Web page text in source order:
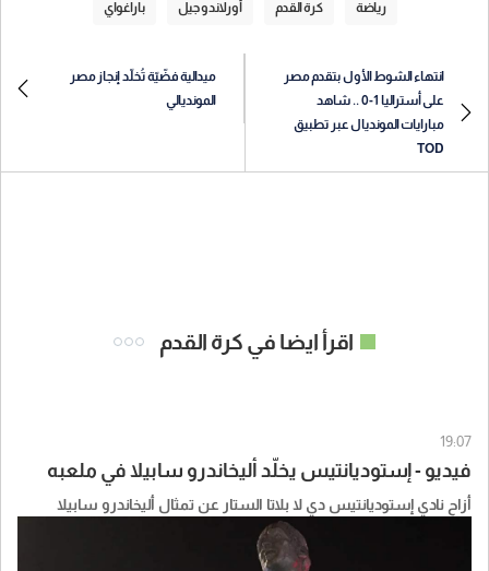
رياضة كرة القدم أورلاندو جيل باراغواي
انتهاء الشوط الأول بتقدم مصر
على أستراليا 1-0 .. شاهد
مبارايات المونديال عبر تطبيق
TOD
ميدالية فضّيّة تُخلّد إنجاز مصر
المونديالي
اقرأ ايضا في كرة القدم
19:07
فيديو - إستوديانتيس يخلّد أليخاندرو سابيلا في ملعبه
أزاح نادي إستوديانتيس دي لا بلاتا الستار عن تمثال أليخاندرو سابيلا